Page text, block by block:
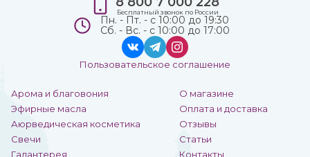
Арома и благовония
Эфирные масла
Аюрведическая косметика
Свечи
Галантерея
О магазине
Оплата и доставка
Отзывы
Статьи
Контакты
Бесплатный звонок по России
Пн. - Пт. - с 10:00 до 19:30
Сб. - Вс. - с 10:00 до 17:00
Пользовательское соглашение